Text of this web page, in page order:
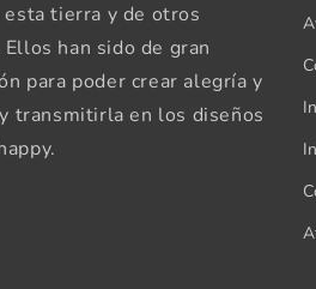
esta tierra y de otros
Ellos han sido de gran
para poder crear alegría y
transmitirla en los diseños